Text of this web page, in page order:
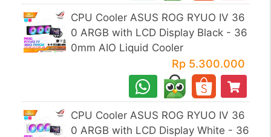
CPU Cooler ASUS ROG RYUO IV 36
0 ARGB with LCD Display Black - 36
0mm AIO Liquid Cooler
Rp 5.300.000
CPU Cooler ASUS ROG RYUO IV 36
0 ARGB with LCD Display White - 36